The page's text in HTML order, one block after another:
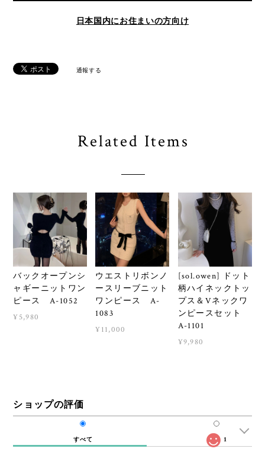
日本国内にお住まいの方向け
通報する
Related Items
バックオープンシ
ャギーニットワン
ピース A-1052
¥5,980
ウエストリボンノ
ースリーブニット
ワンピース A-
1083
¥11,000
[sol.owen] ドット
柄ハイネックトッ
プス＆Vネックワ
ンピースセット
A-1101
¥9,980
ショップの評価
すべて 1